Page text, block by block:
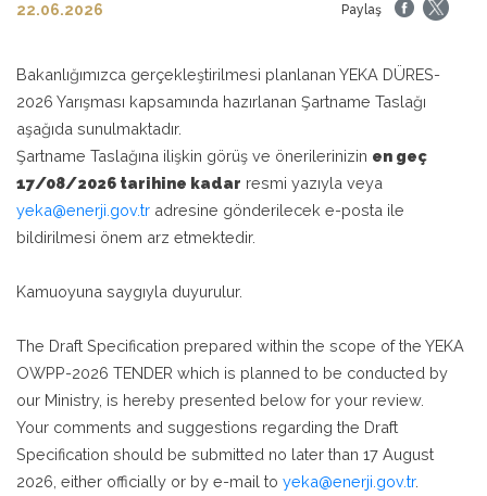
22.06.2026 Paylaş
Bakanlığımızca gerçekleştirilmesi planlanan YEKA DÜRES-
2026 Yarışması kapsamında hazırlanan Şartname Taslağı
aşağıda sunulmaktadır.
Şartname Taslağına ilişkin görüş ve önerilerinizin en geç
17/08/2026 tarihine kadar resmi yazıyla veya
yeka@enerji.gov.tr adresine gönderilecek e-posta ile
bildirilmesi önem arz etmektedir.
Kamuoyuna saygıyla duyurulur.
The Draft Specification prepared within the scope of the YEKA
OWPP-2026 TENDER which is planned to be conducted by
our Ministry, is hereby presented below for your review.
Your comments and suggestions regarding the Draft
Specification should be submitted no later than 17 August
2026, either officially or by e-mail to yeka@enerji.gov.tr.